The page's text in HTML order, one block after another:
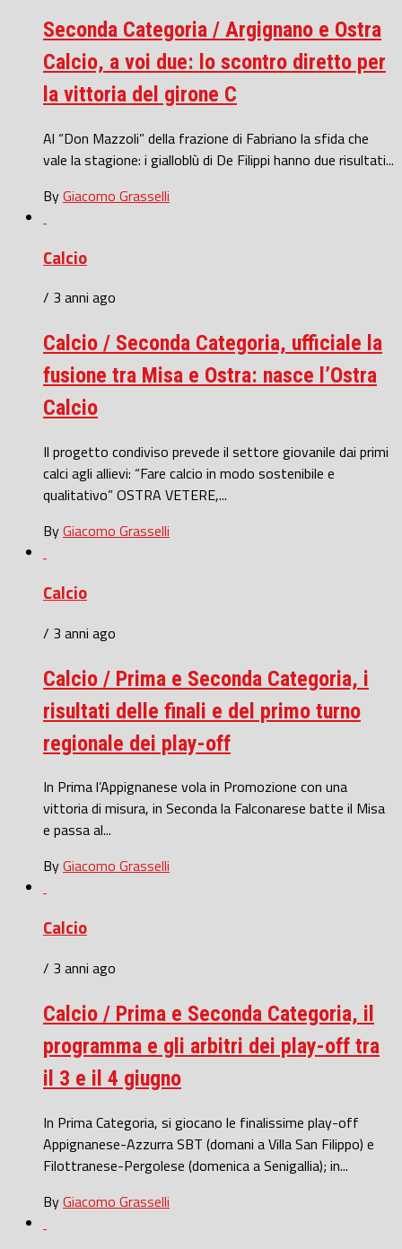
Seconda Categoria / Argignano e Ostra
Calcio, a voi due: lo scontro diretto per
la vittoria del girone C
Al “Don Mazzoli” della frazione di Fabriano la sfida che
vale la stagione: i gialloblù di De Filippi hanno due risultati...
ByGiacomo Grasselli
Calcio
/ 3 anni ago
Calcio / Seconda Categoria, ufficiale la
fusione tra Misa e Ostra: nasce l’Ostra
Calcio
Il progetto condiviso prevede il settore giovanile dai primi
calci agli allievi: “Fare calcio in modo sostenibile e
qualitativo” OSTRA VETERE,...
ByGiacomo Grasselli
Calcio
/ 3 anni ago
Calcio / Prima e Seconda Categoria, i
risultati delle finali e del primo turno
regionale dei play-off
In Prima l’Appignanese vola in Promozione con una
vittoria di misura, in Seconda la Falconarese batte il Misa
e passa al...
ByGiacomo Grasselli
Calcio
/ 3 anni ago
Calcio / Prima e Seconda Categoria, il
programma e gli arbitri dei play-off tra
il 3 e il 4 giugno
In Prima Categoria, si giocano le finalissime play-off
Appignanese-Azzurra SBT (domani a Villa San Filippo) e
Filottranese-Pergolese (domenica a Senigallia); in...
ByGiacomo Grasselli